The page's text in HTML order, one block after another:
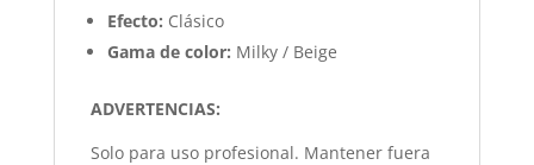
Efecto: Clásico
Gama de color: Milky / Beige
ADVERTENCIAS:
Solo para uso profesional. Mantener fuera